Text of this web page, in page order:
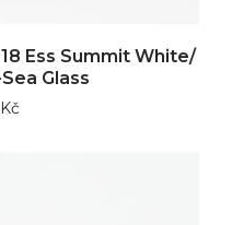
Ess Summit White/
Glass